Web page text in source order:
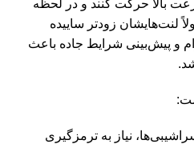
بالا حرکت کنند و در لحظه
لنت‌هایشان زودتر ساییده
و پیش‌بینی شرایط جاده باعث
نیاز به ترمزگیری